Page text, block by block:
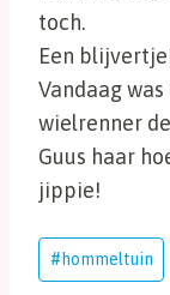
toch.
Een
Vandaag
wielrenner
Guus haar
jippie!
Bericht
tags:
# hommeltuin